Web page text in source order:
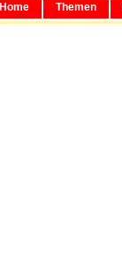
Home Themen